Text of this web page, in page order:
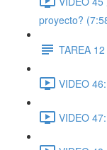
proyecto?
TAREA
VIDEO
VIDEO